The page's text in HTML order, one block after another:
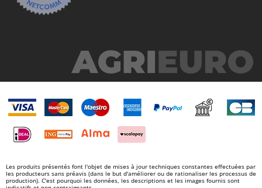
Les produits présentés font l'objet de mises à jour techniques constantes effectuées par
les producteurs sans préavis (dans le but d'améliorer ou de rationaliser les processus de
production). C'est pourquoi les données, les descriptions et les images fournis sont